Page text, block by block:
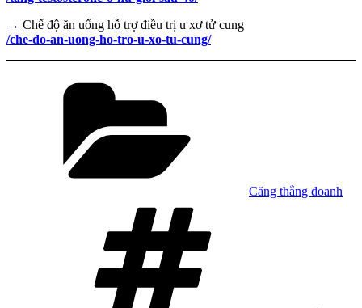
→ Chế độ ăn uống hỗ trợ điều trị u xơ tử cung
/che-do-an-uong-ho-tro-u-xo-tu-cung/
Căng thẳng doanh